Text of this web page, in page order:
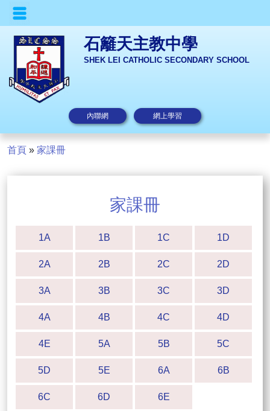
石籬天主教中學
SHEK LEI CATHOLIC SECONDARY SCHOOL
內聯網 網上學習
首頁 » 家課冊
家課冊
1A 1B 1C 1D
2A 2B 2C 2D
3A 3B 3C 3D
4A 4B 4C 4D
4E 5A 5B 5C
5D 5E 6A 6B
6C 6D 6E